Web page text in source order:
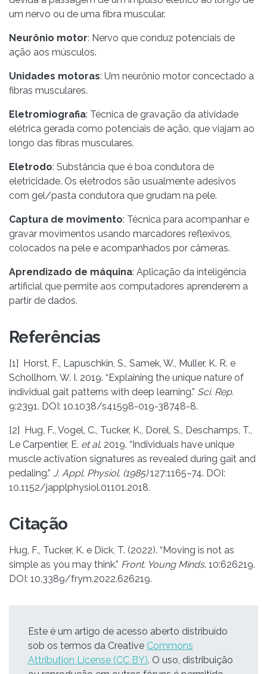
um nervo ou de uma fibra muscular.
Neurônio motor: Nervo que conduz potenciais de
ação aos músculos.
Unidades motoras: Um neurônio motor concectado a
fibras musculares.
Eletromiografia: Técnica de gravação da atividade
elétrica gerada como potenciais de ação, que viajam ao
longo das fibras musculares.
Eletrodo: Substância que é boa condutora de
eletricidade. Os eletrodos são usualmente adesivos
com gel/pasta condutora que grudam na pele.
Captura de movimento: Técnica para acompanhar e
gravar movimentos usando marcadores reflexivos,
colocados na pele e acompanhados por câmeras.
Aprendizado de máquina: Aplicação da inteligência
artificial que permite aos computadores aprenderem a
partir de dados.
Referências
[1] Horst, F., Lapuschkin, S., Samek, W., Muller, K. R. e
Schollhorn, W. I. 2019. “Explaining the unique nature of
individual gait patterns with deep learning.” Sci. Rep.
9:2391. DOI: 10.1038/s41598-019-38748-8.
[2] Hug, F., Vogel, C., Tucker, K., Dorel, S., Deschamps, T.,
Le Carpentier, E. et al. 2019. “Individuals have unique
muscle activation signatures as revealed during gait and
pedaling.” J. Appl. Physiol. (1985)127:1165–74. DOI:
10.1152/japplphysiol.01101.2018.
Citação
Hug, F., Tucker, K. e Dick, T. (2022). “Moving is not as
simple as you may think.” Front. Young Minds. 10:626219.
DOI: 10.3389/frym.2022.626219.
Este é um artigo de acesso aberto distribuído
sob os termos da Creative Commons
Attribution License (CC BY). O uso, distribuição